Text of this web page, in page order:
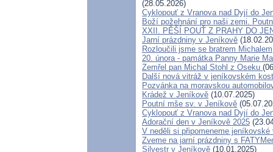
(28.05.2026)
Cyklopouť z Vranova nad Dyjí do
Boží požehnání pro naši zemi.
XXII. PĚŠÍ POUŤ Z PRAHY DO
Jarní prázdniny v Jeníkově
Rozloučili jsme se bratrem Michalem
20. února - památka Panny Marie
Zemřel pan Michal Stohl z Oseku
Další nová vitráž v jeníkovském
Pozvánka na moravskou
Krádež v Jeníkově (10.07.2025)
Poutní mše sv. v Jeníkově
Cyklopouť z Vranova nad Dyjí do
Adorační den v Jeníkově 2025
V neděli si připomeneme jeníkovské
Zveme na jarní prázdniny s
Silvestr v Jeníkově (10.01.2025)